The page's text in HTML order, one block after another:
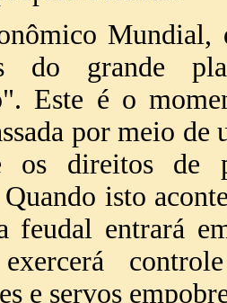
Mundial,
do grande
Este é o
por meio
os direitos de
Quando isto
feudal entrará
exercerá
e servos